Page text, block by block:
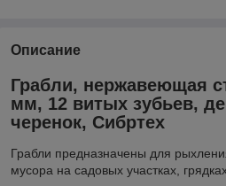
Описание
Грабли, нержавеющая
мм, 12 витых зубьев,
черенок, Сибртех
Грабли предназначены для
мусора на садовых участках,